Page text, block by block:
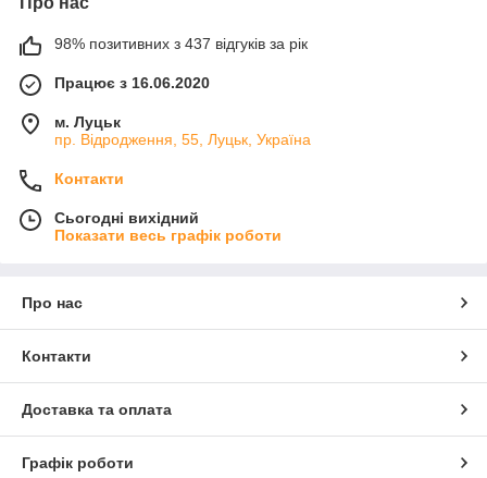
98% позитивних з 437 відгуків за рік
Працює з 16.06.2020
м. Луцьк
пр. Відродження, 55, Луцьк, Україна
Контакти
Сьогодні вихідний
Показати весь графік роботи
Про нас
Контакти
Доставка та оплата
Графік роботи